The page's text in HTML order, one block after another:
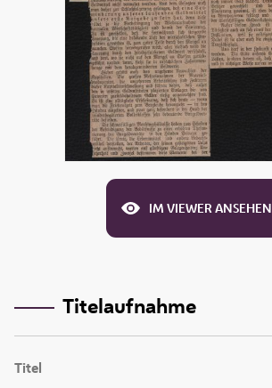
IM VIEWER ANSEHEN
Titelaufnahme
Titel